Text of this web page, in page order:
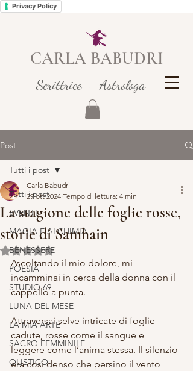
Privacy Policy
CARLA BABUDRI
Scrittrice - Astrologa
Post
Tutti i post
EVENTI
MAGIA E ALCHIMIA
BENESSERE
POESIA
STUDIO 69
LUNA DEL MESE
LA MIA ARTE
SACRO FEMMINILE
OLISTICO
Tutti i post
La stagione delle foglie rosse,
storie di Samhain
Carla Babudri
29 ott 2024 Tempo di lettura: 4 min
Valutazione NaN stelle su 5.
Ascoltando il mio dolore, mi
incamminai in cerca della donna con il
cappello a punta.
Attraversai selve intricate di foglie
cadute, rosse come il sangue e
leggere come l’anima stessa. Il silenzio
era così denso che persino il vento